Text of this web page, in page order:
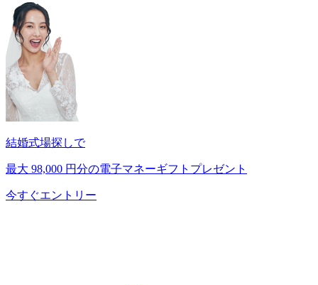
結婚式場探しで
最大 98,000 円分の電子マネーギフトプレゼント
今すぐエントリー